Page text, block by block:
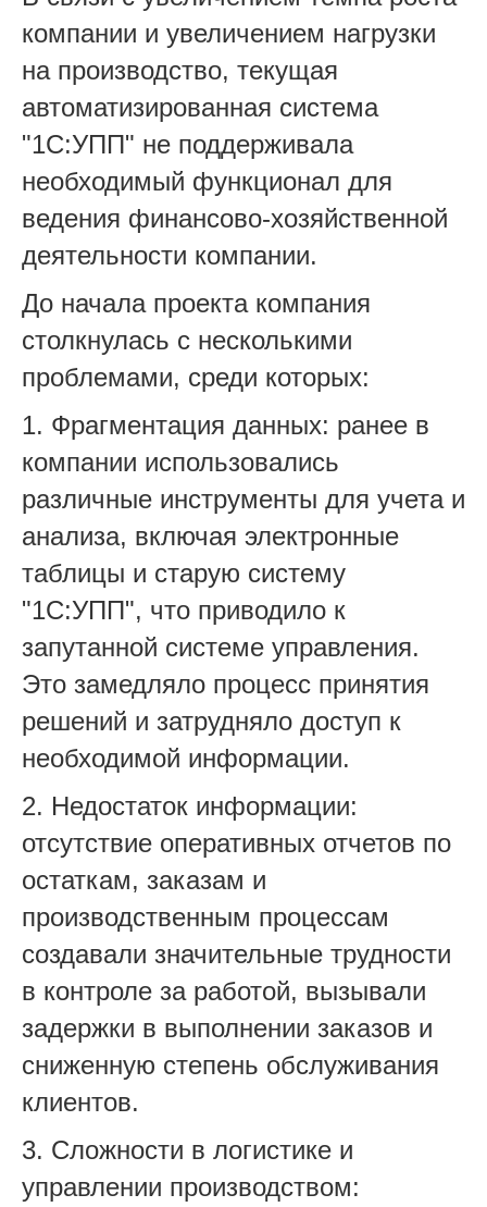
компании и увеличением нагрузки
на производство, текущая
автоматизированная система
"1С:УПП" не поддерживала
необходимый функционал для
ведения финансово-хозяйственной
деятельности компании.
До начала проекта компания
столкнулась с несколькими
проблемами, среди которых:
1. Фрагментация данных: ранее в
компании использовались
различные инструменты для учета и
анализа, включая электронные
таблицы и старую систему
"1С:УПП", что приводило к
запутанной системе управления.
Это замедляло процесс принятия
решений и затрудняло доступ к
необходимой информации.
2. Недостаток информации:
отсутствие оперативных отчетов по
остаткам, заказам и
производственным процессам
создавали значительные трудности
в контроле за работой, вызывали
задержки в выполнении заказов и
сниженную степень обслуживания
клиентов.
3. Сложности в логистике и
управлении производством: